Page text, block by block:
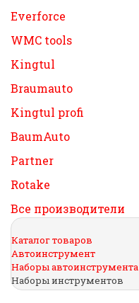
Everforce
WMC tools
Kingtul
Braumauto
Kingtul profi
BaumAuto
Partner
Rotake
Все производители
Каталог товаров
Автоинструмент
Наборы автоинструмента
Наборы инструментов